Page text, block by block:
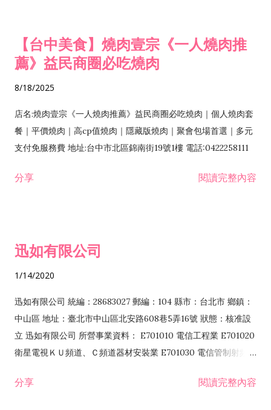
【台中美食】燒肉壹宗《一人燒肉推
薦》益民商圈必吃燒肉
8/18/2025
店名:燒肉壹宗《一人燒肉推薦》益民商圈必吃燒肉｜個人燒肉套
餐｜平價燒肉｜高cp值燒肉｜隱藏版燒肉｜聚會包場首選｜多元
支付免服務費 地址:台中市北區錦南街19號1樓 電話:0422258111
分享 閱讀完整內容
迅如有限公司
1/14/2020
迅如有限公司 統編：28683027 郵編：104 縣市：台北市 鄉鎮：
中山區 地址：臺北市中山區北安路608巷5弄16號 狀態：核准設
立 迅如有限公司 所營事業資料： E701010 電信工程業 E701020
衛星電視ＫＵ頻道、Ｃ頻道器材安裝業 E701030 電信管制射頻器
程業 I102010 投資顧問業 I301010 資訊軟體服務業 I301030 電
分享 閱讀完整內容